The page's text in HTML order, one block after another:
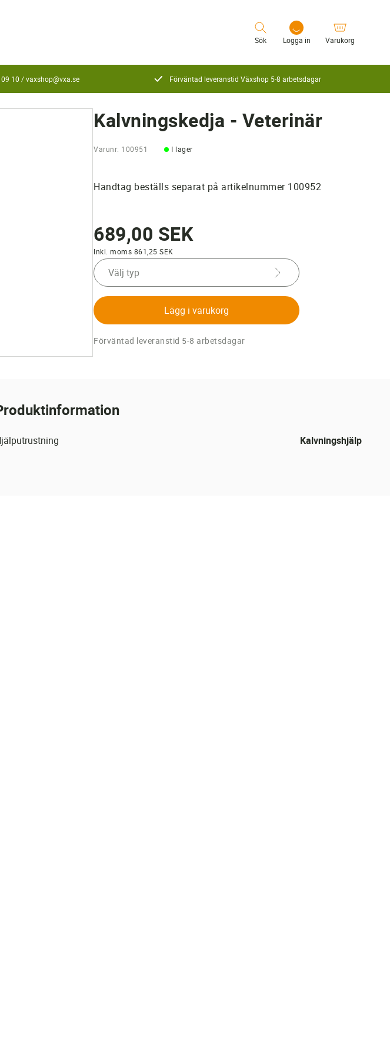
Sök Logga in
Logga in
Varukorg
09 10 /vaxshop@vxa.se Förväntad leveranstid Växshop 5-8 arbetsdagar
Kalvningskedja - Veterinär
Varunr: 100951 I lager
Handtag beställs separat på artikelnummer 100952
689,00 SEK
Inkl. moms 861,25 SEK
Välj typ
Lägg i varukorg
Förväntad leveranstid 5-8 arbetsdagar
Kalvningshjälp